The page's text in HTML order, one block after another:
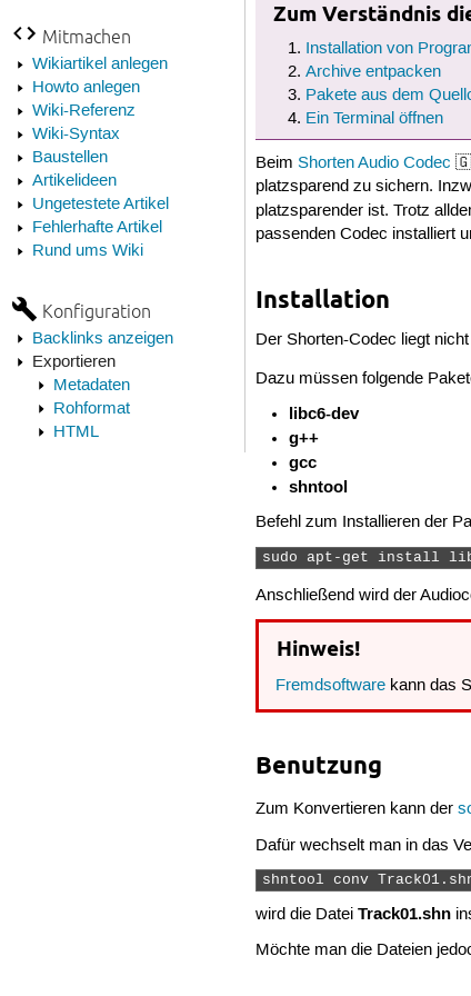
Mitmachen
Wikiartikel anlegen
Howto anlegen
Wiki-Referenz
Wiki-Syntax
Baustellen
Artikelideen
Ungetestete Artikel
Fehlerhafte Artikel
Rund ums Wiki
Konfiguration
Backlinks anzeigen
Exportieren
Metadaten
Rohformat
HTML
Zum Verständnis
Installation von
Archive entpacken
Pakete aus dem
Ein Terminal öffnen
BeimShorten Audio Codec
platzsparend zu sichern.
platzsparender ist. Trotz
passenden Codec installiert
Installation
Der Shorten-Codec liegt
Dazu müssen folgende
libc6-dev
g++
gcc
shntool
Befehl zum Installieren der
sudo apt-get install
Anschließend wird der
Hinweis!
Fremdsoftware kann das
Benutzung
Zum Konvertieren kann der
Dafür wechselt man in das
shntool conv
wird die DateiTrack01.shn
Möchte man die Dateien